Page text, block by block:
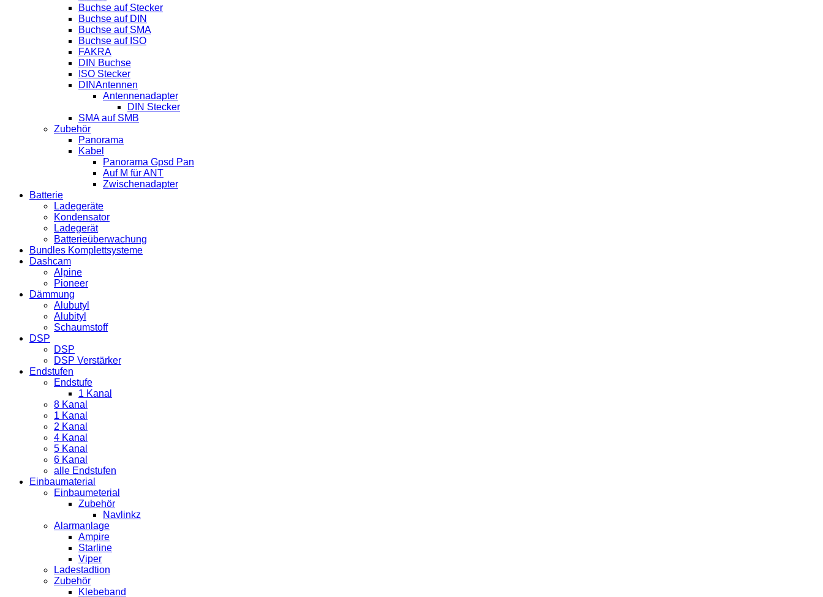
Buchse auf Stecker
Buchse auf DIN
Buchse auf SMA
Buchse auf ISO
FAKRA
DIN Buchse
ISO Stecker
DINAntennen
Antennenadapter
DIN Stecker
SMA auf SMB
Zubehör
Panorama
Kabel
Panorama Gpsd Pan
Auf M für ANT
Zwischenadapter
Batterie
Ladegeräte
Kondensator
Ladegerät
Batterieüberwachung
Bundles Komplettsysteme
Dashcam
Alpine
Pioneer
Dämmung
Alubutyl
Alubityl
Schaumstoff
DSP
DSP
DSP Verstärker
Endstufen
Endstufe
1 Kanal
8 Kanal
1 Kanal
2 Kanal
4 Kanal
5 Kanal
6 Kanal
alle Endstufen
Einbaumaterial
Einbaumeterial
Zubehör
Navlinkz
Alarmanlage
Ampire
Starline
Viper
Ladestadtion
Zubehör
Klebeband